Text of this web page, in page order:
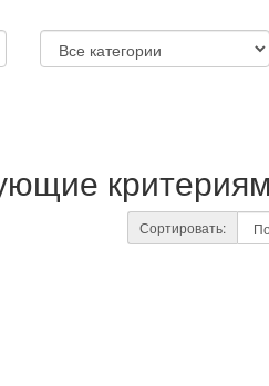
Сортировать: